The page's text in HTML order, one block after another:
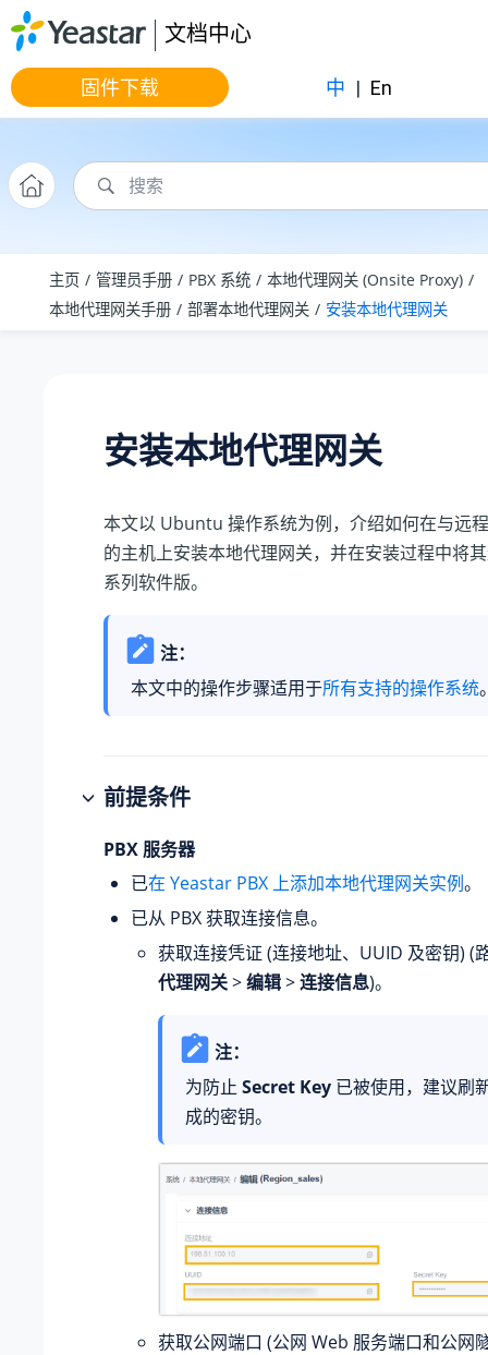
跳转到主要内容
文档中心
固件下载 中 | En
主页 管理员手册 PBX 系统
本地代理网关 (Onsite Proxy)
本地代理网关手册
部署本地代理网关 安装本地代理网关
安装本地代理网关
本文以 Ubuntu 操作系统为例，介绍如何在与远程
的主机上安装本地代理网关，并在安装过程中将
系列软件版。
注：
本文中的操作步骤适用于所有支持的操作系统
前提条件
PBX 服务器
已在 Yeastar PBX 上添加本地代理网关实例。
已从 PBX 获取连接信息。
获取连接凭证 (连接地址、UUID 及密钥) (
代理网关>编辑>连接信息)。
注：
为防止 Secret Key已被使用，建议刷
成的密钥。
获取公网端口 (公网 Web 服务端口和公网